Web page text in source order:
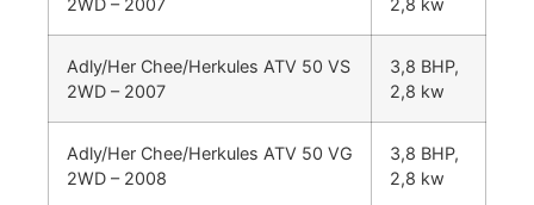
Adly/Her Chee/Herkules ATV 50 VS
2WD – 2007
3,8 BHP,
2,8 kw
Adly/Her Chee/Herkules ATV 50 VG
2WD – 2008
3,8 BHP,
2,8 kw